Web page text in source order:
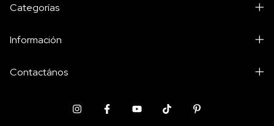
Categorías
Información
Contactános